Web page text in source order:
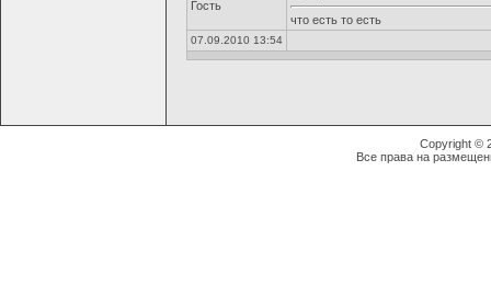
Гость
что есть то есть
07.09.2010 13:54
Copyright ©
Все права на